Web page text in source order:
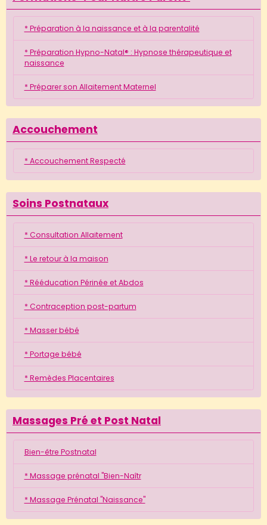
* Préparation à la naissance et à la parentalité
* Préparation Hypno-Natal® : Hypnose thérapeutique et
naissance
* Préparer son Allaitement Maternel
Accouchement
* Accouchement Respecté
Soins Postnataux
* Consultation Allaitement
* Le retour à la maison
* Rééducation Périnée et Abdos
* Contraception post-partum
* Masser bébé
* Portage bébé
* Remèdes Placentaires
Massages Pré et Post Natal
Bien-être Postnatal
* Massage prénatal "Bien-Naîtr
* Massage Prénatal "Naissance"